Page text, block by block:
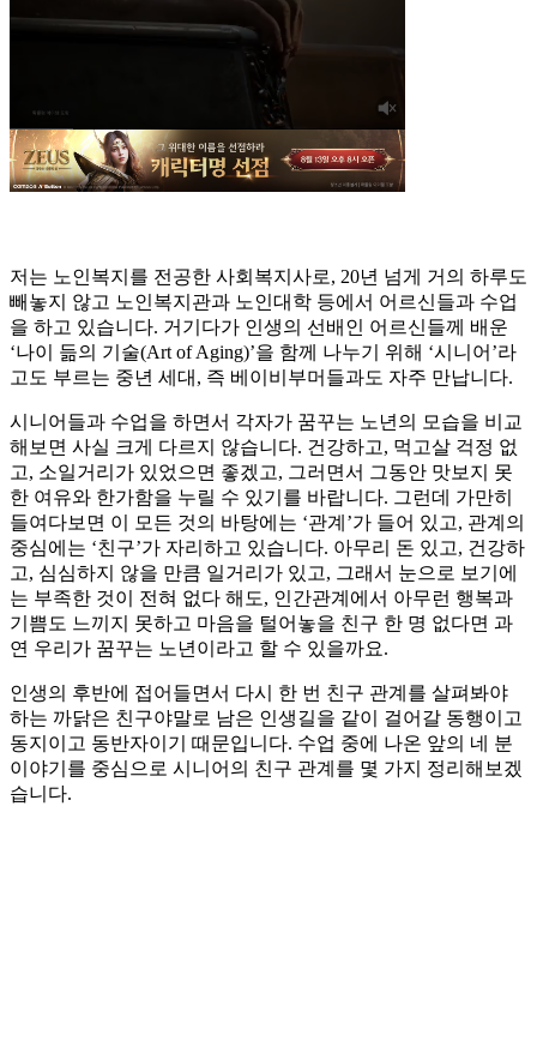
저는 노인복지를 전공한 사회복지사로, 20년 넘게 거의 하루도
빼놓지 않고 노인복지관과 노인대학 등에서 어르신들과 수업
을 하고 있습니다. 거기다가 인생의 선배인 어르신들께 배운
‘나이 듦의 기술(Art of Aging)’을 함께 나누기 위해 ‘시니어’라
고도 부르는 중년 세대, 즉 베이비부머들과도 자주 만납니다.
시니어들과 수업을 하면서 각자가 꿈꾸는 노년의 모습을 비교
해보면 사실 크게 다르지 않습니다. 건강하고, 먹고살 걱정 없
고, 소일거리가 있었으면 좋겠고, 그러면서 그동안 맛보지 못
한 여유와 한가함을 누릴 수 있기를 바랍니다. 그런데 가만히
들여다보면 이 모든 것의 바탕에는 ‘관계’가 들어 있고, 관계의
중심에는 ‘친구’가 자리하고 있습니다. 아무리 돈 있고, 건강하
고, 심심하지 않을 만큼 일거리가 있고, 그래서 눈으로 보기에
는 부족한 것이 전혀 없다 해도, 인간관계에서 아무런 행복과
기쁨도 느끼지 못하고 마음을 털어놓을 친구 한 명 없다면 과
연 우리가 꿈꾸는 노년이라고 할 수 있을까요.
인생의 후반에 접어들면서 다시 한 번 친구 관계를 살펴봐야
하는 까닭은 친구야말로 남은 인생길을 같이 걸어갈 동행이고
동지이고 동반자이기 때문입니다. 수업 중에 나온 앞의 네 분
이야기를 중심으로 시니어의 친구 관계를 몇 가지 정리해보겠
습니다.